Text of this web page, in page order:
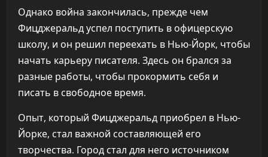
Однако война закончилась, прежде чем
Фицджеральд успел поступить в офицерскую
школу, и он решил переехать в Нью-Йорк, чтобы
начать карьеру писателя. Здесь он брался за
разные работы, чтобы прокормить себя и
писать в свободное время.
Опыт, который Фицджеральд приобрел в Нью-
Йорке, стал важной составляющей его
творчества. Город стал для него источником